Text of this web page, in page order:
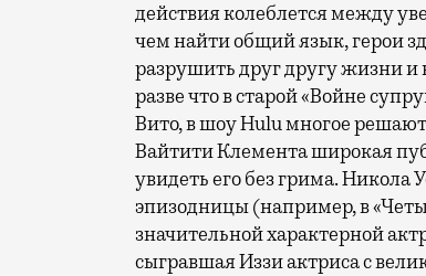
действия колеблется между
чем найти общий язык, герои
разрушить друг другу жизни и
разве что в старой «Войне
Вито, в шоу Hulu многое
Вайтити Клемента широкая
увидеть его без грима. Никола
эпизодницы (например, в
значительной характерной
сыгравшая Иззи актриса с